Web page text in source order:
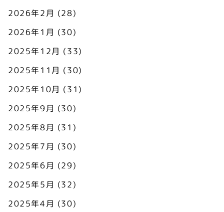
2026年2月 (28)
2026年1月 (30)
2025年12月 (33)
2025年11月 (30)
2025年10月 (31)
2025年9月 (30)
2025年8月 (31)
2025年7月 (30)
2025年6月 (29)
2025年5月 (32)
2025年4月 (30)